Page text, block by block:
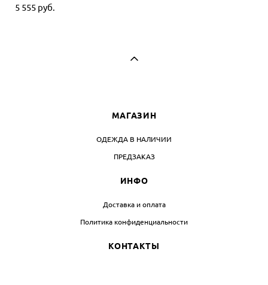
5 555 pуб.
МАГАЗИН
ОДЕЖДА В НАЛИЧИИ
ПРЕДЗАКАЗ
ИНФО
Доставка и оплата
Политика конфиденциальности
КОНТАКТЫ